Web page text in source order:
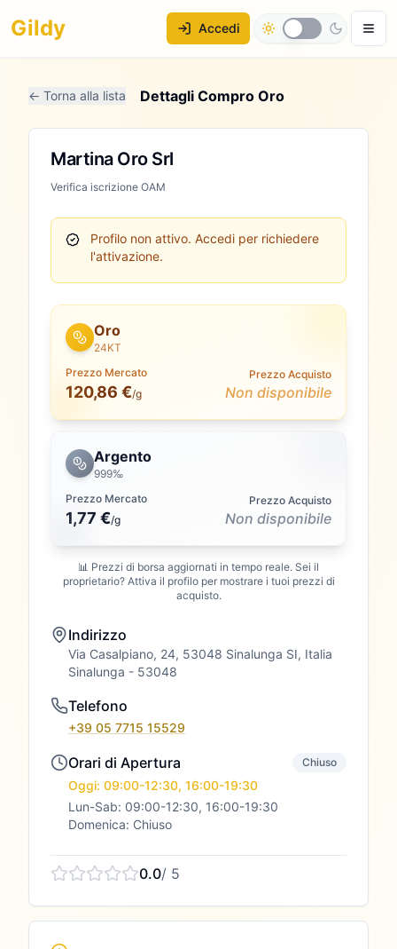
Gildy Accedi
← Torna alla lista Dettagli Compro Oro
Martina Oro Srl
Verifica iscrizione OAM
Profilo non attivo. Accedi per richiedere
l'attivazione.
Oro
24KT
Prezzo Mercato
120,86 €/g
Prezzo Acquisto
Non disponibile
Argento
999‰
Prezzo Mercato
1,77 €/g
Prezzo Acquisto
Non disponibile
📊 Prezzi di borsa aggiornati in tempo reale. Sei il
proprietario? Attiva il profilo per mostrare i tuoi prezzi di
acquisto.
Indirizzo
Via Casalpiano, 24, 53048 Sinalunga SI, Italia
Sinalunga - 53048
Telefono
+39 05 7715 15529
Orari di Apertura Chiuso
Oggi: 09:00-12:30, 16:00-19:30
Lun-Sab: 09:00-12:30, 16:00-19:30
Domenica: Chiuso
0.0/ 5